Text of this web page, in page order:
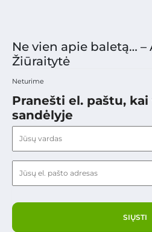
Ne vien apie baletą…
Žiūraitytė
Neturime
Pranešti el. paštu, kai
sandėlyje